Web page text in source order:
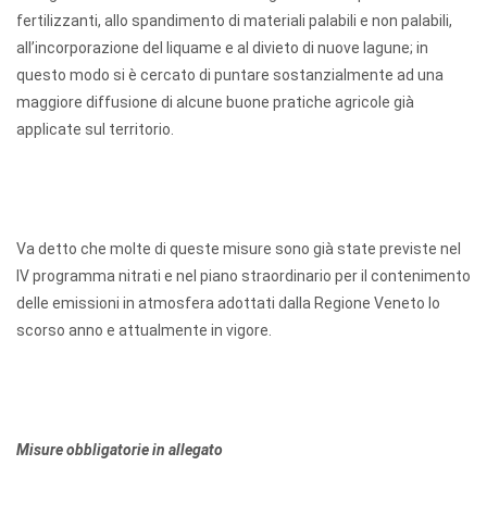
fertilizzanti, allo spandimento di materiali palabili e non palabili,
all’incorporazione del liquame e al divieto di nuove lagune; in
questo modo si è cercato di puntare sostanzialmente ad una
maggiore diffusione di alcune buone pratiche agricole già
applicate sul territorio.
Va detto che molte di queste misure sono già state previste nel
IV programma nitrati e nel piano straordinario per il contenimento
delle emissioni in atmosfera adottati dalla Regione Veneto lo
scorso anno e attualmente in vigore.
Misure obbligatorie in allegato